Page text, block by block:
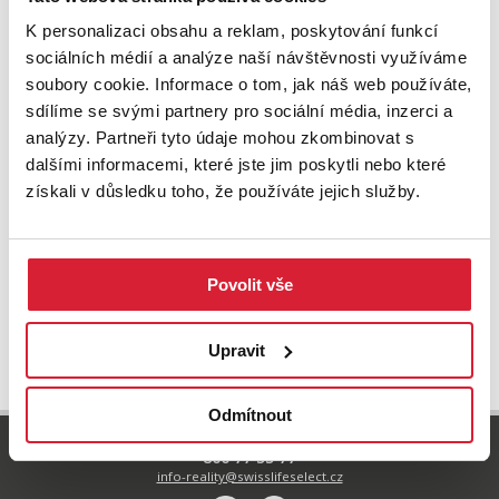
K personalizaci obsahu a reklam, poskytování funkcí
sociálních médií a analýze naší návštěvnosti využíváme
soubory cookie. Informace o tom, jak náš web používáte,
sdílíme se svými partnery pro sociální média, inzerci a
analýzy. Partneři tyto údaje mohou zkombinovat s
dalšími informacemi, které jste jim poskytli nebo které
získali v důsledku toho, že používáte jejich služby.
Povolit vše
Upravit
Odmítnout
UPRAVIT VYHLEDÁVÁNÍ
800 77 55 77
info-reality@swisslifeselect.cz